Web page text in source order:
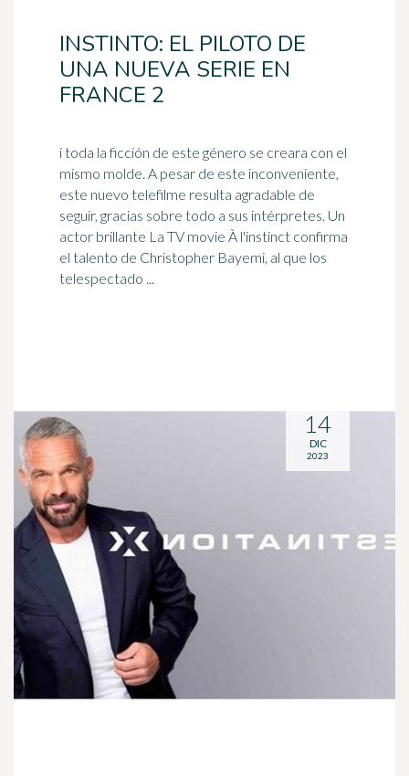
INSTINTO: EL PILOTO DE
UNA NUEVA SERIE EN
FRANCE 2
i toda la ficción de este género se creara con el
mismo molde. A pesar de este inconveniente,
este nuevo telefilme resulta agradable de
seguir, gracias sobre todo a sus intérpretes. Un
actor brillante La TV movie À l'instinct confirma
el talento de Christopher Bayemi, al que los
telespectado ...
14
DIC
2023